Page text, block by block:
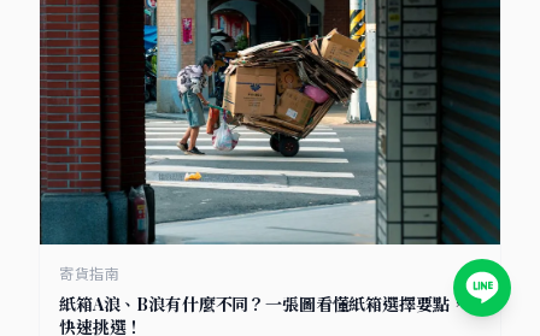
寄貨指南
紙箱A浪、B浪有什麼不同？一張圖看懂紙箱選擇要點，
快速挑選！